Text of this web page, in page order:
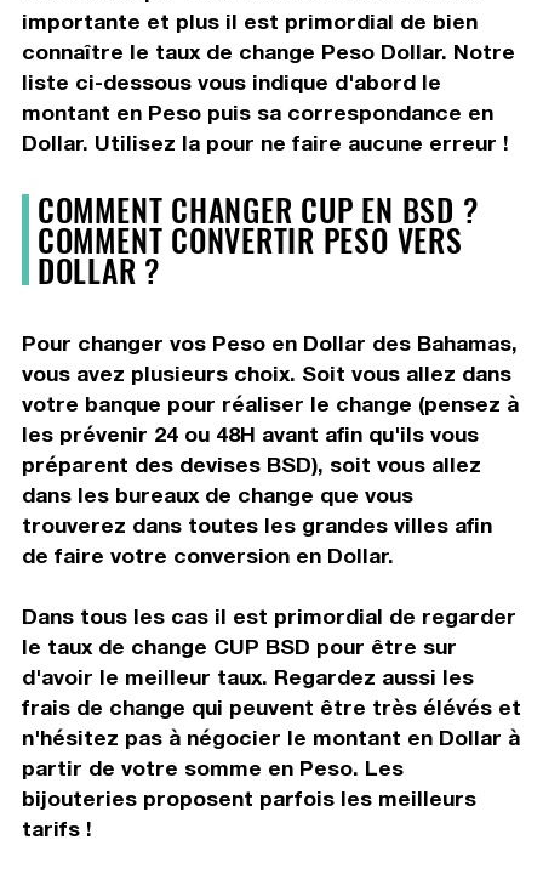
importante et plus il est primordial de bien
connaître le taux de change Peso Dollar. Notre
liste ci-dessous vous indique d'abord le
montant en Peso puis sa correspondance en
Dollar. Utilisez la pour ne faire aucune erreur !
COMMENT CHANGER CUP EN BSD ?
COMMENT CONVERTIR PESO VERS
DOLLAR ?
Pour changer vos Peso en Dollar des Bahamas,
vous avez plusieurs choix. Soit vous allez dans
votre banque pour réaliser le change (pensez à
les prévenir 24 ou 48H avant afin qu'ils vous
préparent des devises BSD), soit vous allez
dans les bureaux de change que vous
trouverez dans toutes les grandes villes afin
de faire votre conversion en Dollar.
Dans tous les cas il est primordial de regarder
le taux de change CUP BSD pour être sur
d'avoir le meilleur taux. Regardez aussi les
frais de change qui peuvent être très élévés et
n'hésitez pas à négocier le montant en Dollar à
partir de votre somme en Peso. Les
bijouteries proposent parfois les meilleurs
tarifs !